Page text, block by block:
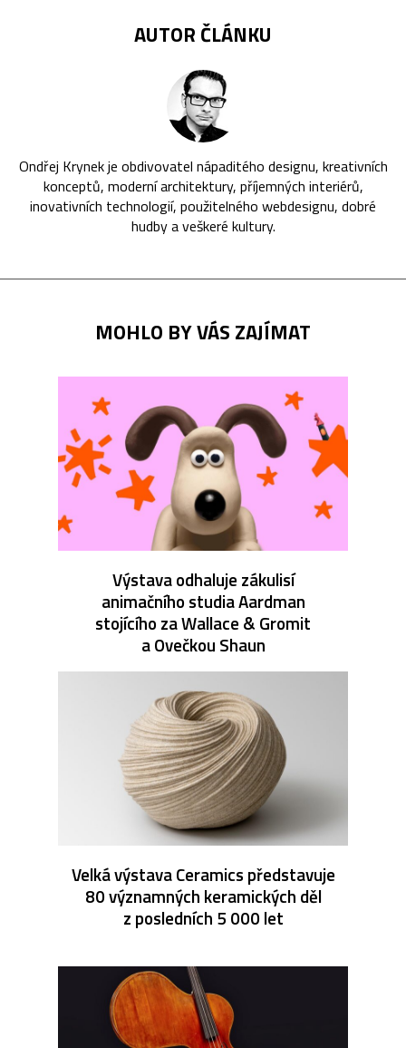
AUTOR ČLÁNKU
Ondřej Krynek je obdivovatel nápaditého designu, kreativních
konceptů, moderní architektury, příjemných interiérů,
inovativních technologií, použitelného webdesignu, dobré
hudby a veškeré kultury.
MOHLO BY VÁS ZAJÍMAT
Výstava odhaluje zákulisí
animačního studia Aardman
stojícího za Wallace & Gromit
a Ovečkou Shaun
Velká výstava Ceramics představuje
80 významných keramických děl
z posledních 5 000 let